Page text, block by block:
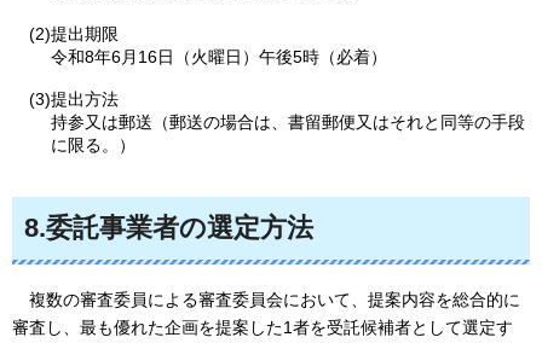
(2)提出期限
令和8年6月16日（火曜日）午後5時（必着）
(3)提出方法
持参又は郵送（郵送の場合は、書留郵便又はそれと同等の手段
に限る。）
8.委託事業者の選定方法
複数の審査委員による審査委員会において、提案内容を総合的に
審査し、最も優れた企画を提案した1者を受託候補者として選定す